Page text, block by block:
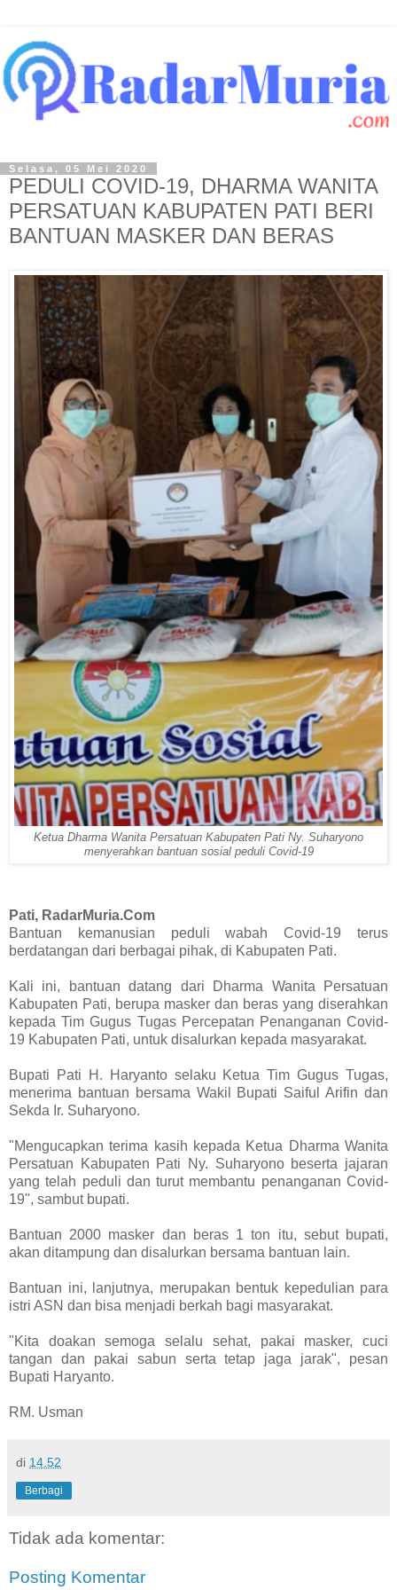
Selasa, 05 Mei 2020
PEDULI COVID-19, DHARMA WANITA
PERSATUAN KABUPATEN PATI BERI
BANTUAN MASKER DAN BERAS
Ketua Dharma Wanita Persatuan Kabupaten Pati Ny. Suharyono
menyerahkan bantuan sosial peduli Covid-19
Pati, RadarMuria.Com
Bantuan kemanusian peduli wabah Covid-19 terus
berdatangan dari berbagai pihak, di Kabupaten Pati.
Kali ini, bantuan datang dari Dharma Wanita Persatuan
Kabupaten Pati, berupa masker dan beras yang diserahkan
kepada Tim Gugus Tugas Percepatan Penanganan Covid-
19 Kabupaten Pati, untuk disalurkan kepada masyarakat.
Bupati Pati H. Haryanto selaku Ketua Tim Gugus Tugas,
menerima bantuan bersama Wakil Bupati Saiful Arifin dan
Sekda Ir. Suharyono.
"Mengucapkan terima kasih kepada Ketua Dharma Wanita
Persatuan Kabupaten Pati Ny. Suharyono beserta jajaran
yang telah peduli dan turut membantu penanganan Covid-
19", sambut bupati.
Bantuan 2000 masker dan beras 1 ton itu, sebut bupati,
akan ditampung dan disalurkan bersama bantuan lain.
Bantuan ini, lanjutnya, merupakan bentuk kepedulian para
istri ASN dan bisa menjadi berkah bagi masyarakat.
"Kita doakan semoga selalu sehat, pakai masker, cuci
tangan dan pakai sabun serta tetap jaga jarak", pesan
Bupati Haryanto.
RM. Usman
di 14.52
Berbagi
Tidak ada komentar:
Posting Komentar